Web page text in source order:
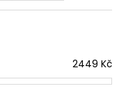
2449 Kč